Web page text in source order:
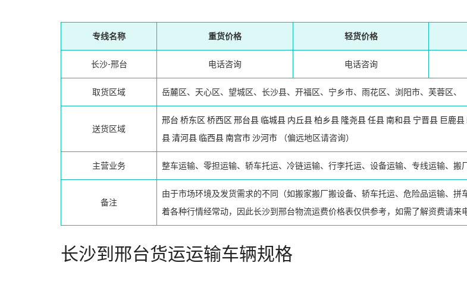
专线名称 重货价格 轻货价格
长沙-邢台 电话咨询 电话咨询
取货区域 岳麓区、天心区、望城区、长沙县、开福区、宁乡市、雨花区、浏阳市、芙蓉区、
送货区域
邢台 桥东区 桥西区 邢台县 临城县 内丘县柏乡县 隆尧县任县南和县 宁晋县 巨鹿县
县清河县 临西县南宫市沙河市 （偏远地区请咨询）
主营业务 整车运输、零担运输、轿车托运、冷链运输、行李托运、设备运输、专线运输、搬
备注
由于市场环境及发货需求的不同（如搬家搬厂搬设备、轿车托运、危险品运输、拼
着各种行情经常动，因此长沙到邢台物流运费价格表仅供参考，如需了解资费请来
长沙到邢台货运运输车辆规格